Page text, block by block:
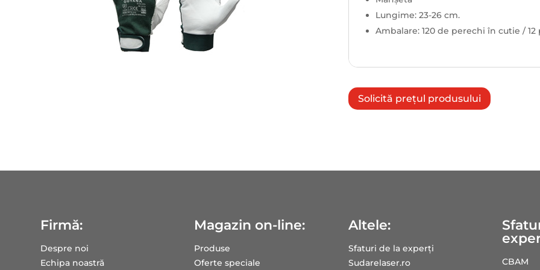
Lungime: 23-26 cm.
Ambalare: 120 de perechi în cutie /
Solicită prețul produsului
Firmă:
Despre noi
Echipa noastră
Magazin on-line:
Produse
Oferte speciale
Altele:
Sfaturi de la experți
Sudarelaser.ro
CBAM